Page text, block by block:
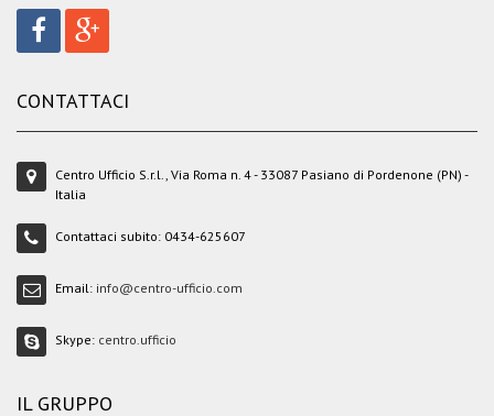
CONTATTACI
Centro Ufficio S.r.l., Via Roma n. 4 - 33087 Pasiano di Pordenone (PN) -
Italia
Contattaci subito: 0434-625607
Email: info@centro-ufficio.com
Skype: centro.ufficio
IL GRUPPO